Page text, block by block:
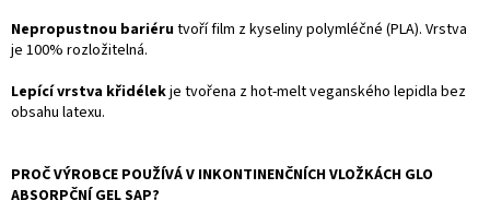
Nepropustnou bariérutvoří film z kyseliny polymléčné (PLA). Vrstva
je 100% rozložitelná.
Lepící vrstva křidélekje tvořena z hot-melt veganského lepidla bez
obsahu latexu.
PROČ VÝROBCE POUŽÍVÁ V INKONTINENČNÍCH VLOŽKÁCH GLO
ABSORPČNÍ GEL SAP?